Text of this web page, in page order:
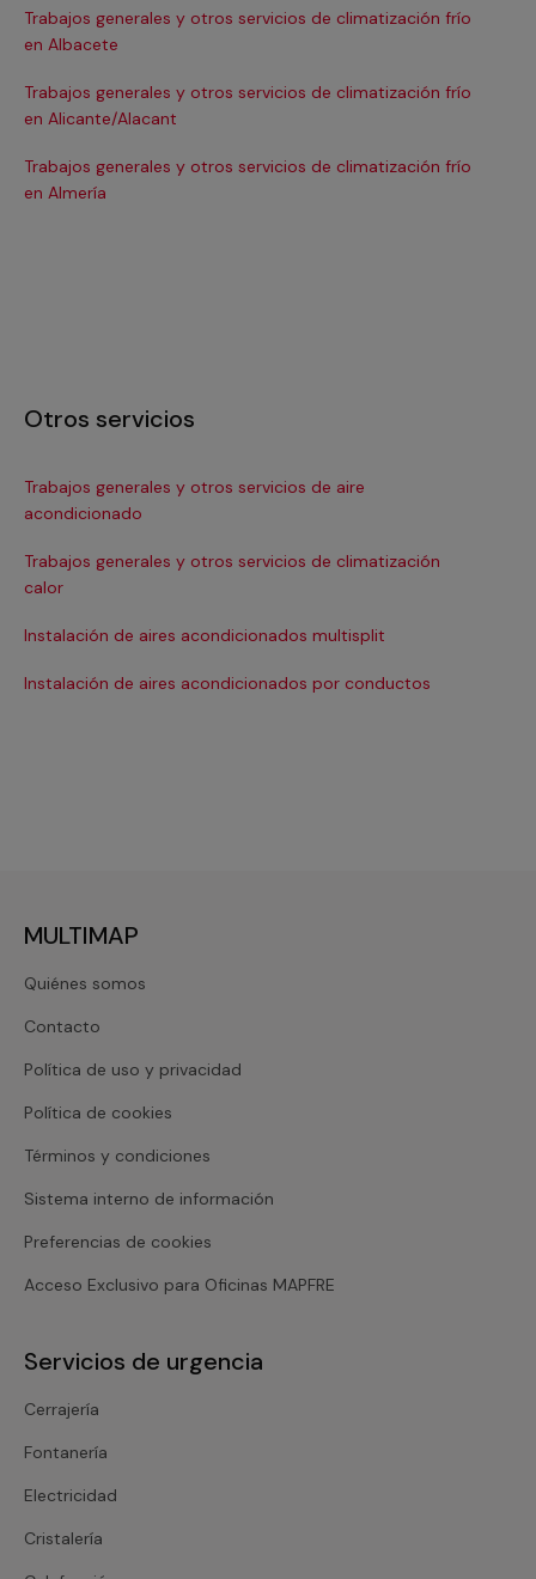
Trabajos generales y otros servicios de climatización frío
en Albacete
Trabajos generales y otros servicios de climatización frío
en Alicante/Alacant
Trabajos generales y otros servicios de climatización frío
en Almería
Otros servicios
Trabajos generales y otros servicios de aire
acondicionado
Trabajos generales y otros servicios de climatización
calor
Instalación de aires acondicionados multisplit
Instalación de aires acondicionados por conductos
MULTIMAP
Quiénes somos
Contacto
Política de uso y privacidad
Política de cookies
Términos y condiciones
Sistema interno de información
Preferencias de cookies
Acceso Exclusivo para Oficinas MAPFRE
Servicios de urgencia
Cerrajería
Fontanería
Electricidad
Cristalería